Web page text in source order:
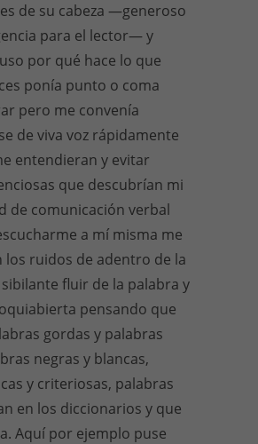
de su cabeza —generoso
para el lector— y
por qué hace lo que
ponía punto o coma
pero me convenía
de viva voz rápidamente
entendieran y evitar
que descubrían mi
de comunicación verbal
a mí misma me
los ruidos de adentro de la
sibilante fluir de la palabra y
pensando que
gordas y palabras
negras y blancas,
y criteriosas, palabras
en los diccionarios y que
Aquí por ejemplo puse